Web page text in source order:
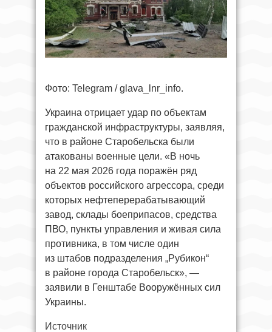
Фото: Telegram / glava_lnr_info.
Украина отрицает удар по объектам
гражданской инфраструктуры, заявляя,
что в районе Старобельска были
атакованы военные цели. «В ночь
на 22 мая 2026 года поражён ряд
объектов российского агрессора, среди
которых нефтеперерабатывающий
завод, склады боеприпасов, средства
ПВО, пункты управления и живая сила
противника, в том числе один
из штабов подразделения „Рубикон“
в районе города Старобельск», —
заявили в Генштабе Вооружённых сил
Украины.
Источник